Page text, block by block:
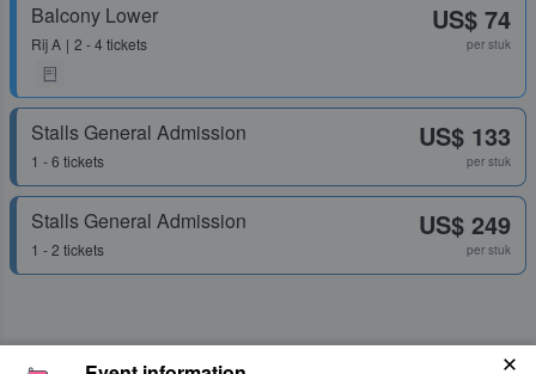
Balcony Lower
RijA 2 - 4 tickets
US$ 74
per stuk
Stalls General Admission
1 - 6 tickets
US$ 133
per stuk
Stalls General Admission
1 - 2 tickets
US$ 249
per stuk